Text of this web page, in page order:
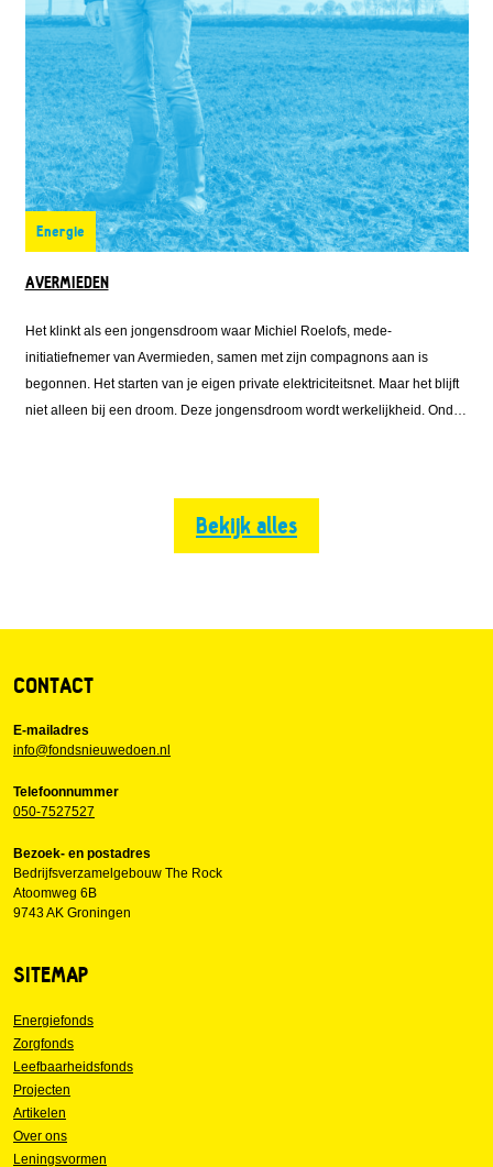
Energie
AVERMIEDEN
Het klinkt als een jongensdroom waar Michiel Roelofs, mede-
initiatiefnemer van Avermieden, samen met zijn compagnons aan is
begonnen. Het starten van je eigen private elektriciteitsnet. Maar het blijft
niet alleen bij een droom. Deze jongensdroom wordt werkelijkheid. Onder
Bekijk alles
SITEMAP
Energiefonds
Zorgfonds
Leefbaarheidsfonds
Projecten
Artikelen
Over ons
Leningsvormen
CONTACT
E-mailadres
info@fondsnieuwedoen.nl
Telefoonnummer
050-7527527
Bezoek- en postadres
Bedrijfsverzamelgebouw The Rock
Atoomweg 6B
9743 AK Groningen